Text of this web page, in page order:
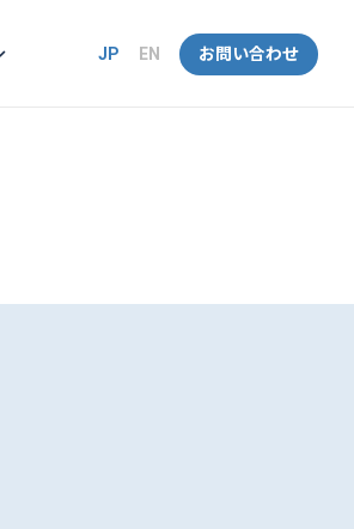
JP EN お問い合わせ